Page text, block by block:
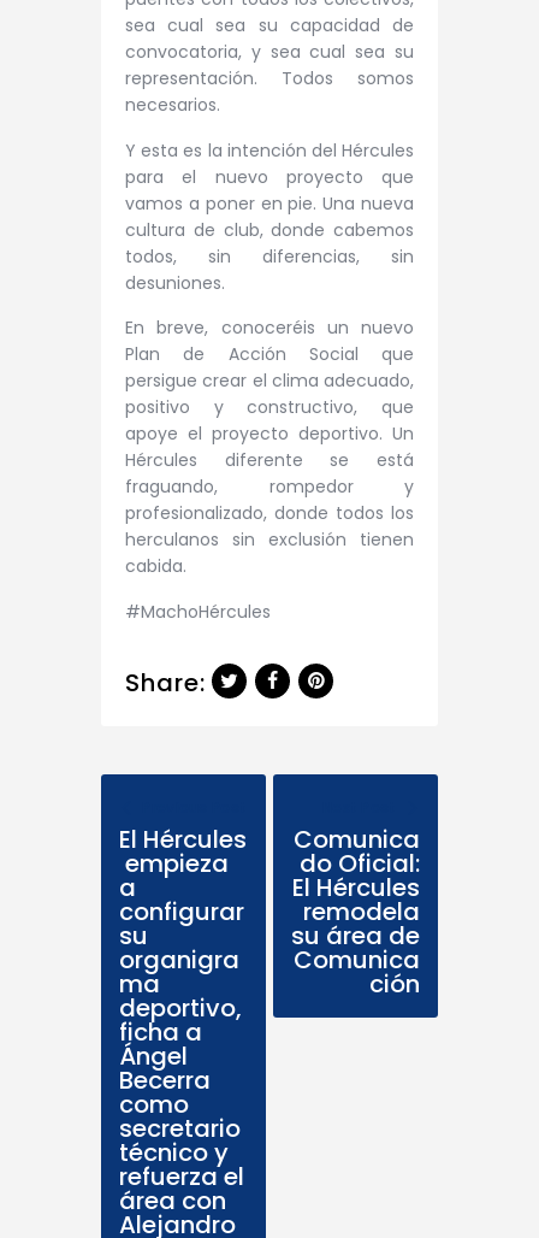
sea cual sea su capacidad de
convocatoria, y sea cual sea su
representación. Todos somos
necesarios.
Y esta es la intención del Hércules
para el nuevo proyecto que
vamos a poner en pie. Una nueva
cultura de club, donde cabemos
todos, sin diferencias, sin
desuniones.
En breve, conoceréis un nuevo
Plan de Acción Social que
persigue crear el clima adecuado,
positivo y constructivo, que
apoye el proyecto deportivo. Un
Hércules diferente se está
fraguando, rompedor y
profesionalizado, donde todos los
herculanos sin exclusión tienen
cabida.
#MachoHércules
Share:
El Hércules
empieza
a
configurar
su
organigra
ma
deportivo,
ficha a
Ángel
Becerra
como
secretario
técnico y
refuerza el
área con
Alejandro
Comunica
do Oficial:
El Hércules
remodela
su área de
Comunica
ción